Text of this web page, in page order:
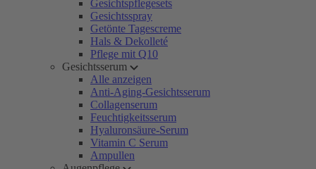
Gesichtspflegesets
Gesichtsspray
Getönte Tagescreme
Hals & Dekolleté
Pflege mit Q10
Gesichtsserum
Alle anzeigen
Anti-Aging-Gesichtsserum
Collagenserum
Feuchtigkeitsserum
Hyaluronsäure-Serum
Vitamin C Serum
Ampullen